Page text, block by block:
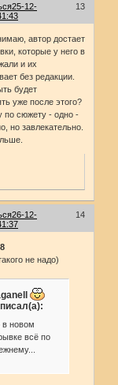
13
25-12-
автор достает
которые у него в
и их
без редакции.
будет
уже после этого?
по сюжету - одно -
но завлекательно.
14
26-12-
не надо)
в новом
всё по